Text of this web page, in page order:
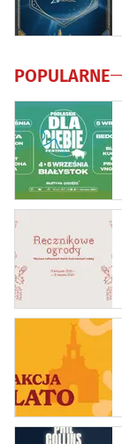
POPULARNE